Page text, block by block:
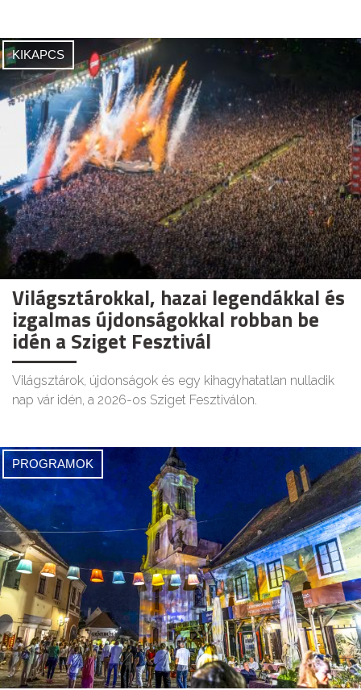
KIKAPCS
Világsztárokkal, hazai legendákkal és
izgalmas újdonságokkal robban be
idén a Sziget Fesztivál
Világsztárok, újdonságok és egy kihagyhatatlan nulladik
nap vár idén, a 2026-os Sziget Fesztiválon.
PROGRAMOK